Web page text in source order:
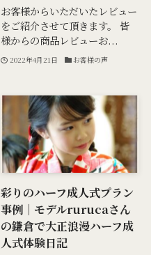
お客様からいただいたレビュー
をご紹介させて頂きます。 皆
様からの商品レビューお...
2022年4月21日 お客様の声
彩りのハーフ成人式プラン
事例｜モデルrurucaさん
の鎌倉で大正浪漫ハーフ成
人式体験日記